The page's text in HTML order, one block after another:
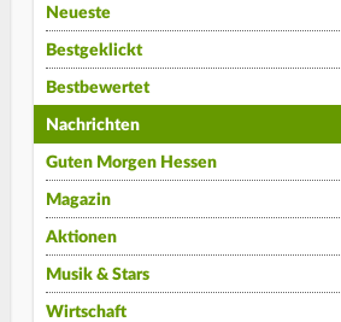
Neueste
Bestgeklickt
Bestbewertet
Nachrichten
Guten Morgen Hessen
Magazin
Aktionen
Musik & Stars
Wirtschaft